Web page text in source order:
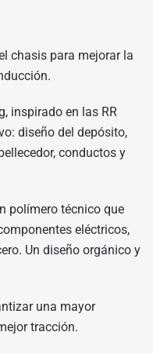
chasis para mejorar la
inspirado en las RR
diseño del depósito,
conductos y
polímero técnico que
eléctricos,
Un diseño orgánico y
una mayor
tracción.